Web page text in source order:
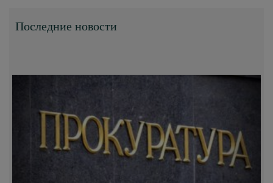
Последние новости